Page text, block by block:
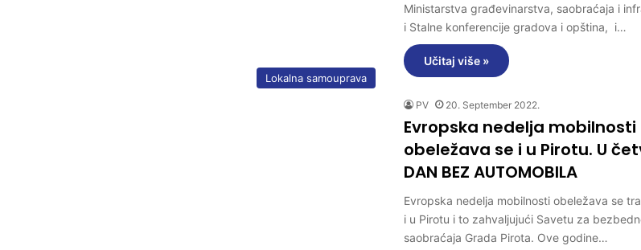
Ministarstva građevinarstva, saobraćaja i
i Stalne konferencije gradova i opština, i…
Učitaj više »
Lokalna samouprava
PV 20. September 2022.
Evropska nedelja mobilnosti
obeležava se i u Pirotu. U
DAN BEZ AUTOMOBILA
Evropska nedelja mobilnosti obeležava se
i u Pirotu i to zahvaljujući Savetu za
saobraćaja Grada Pirota. Ove godine…